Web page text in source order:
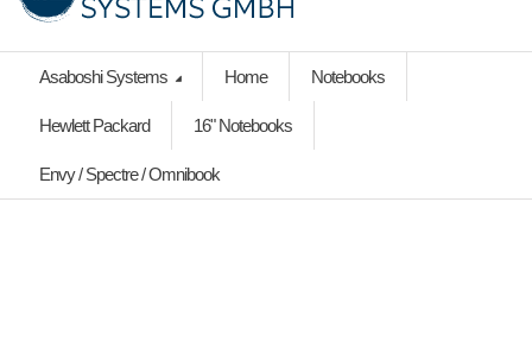
Asaboshi Systems Home Notebooks
Hewlett Packard 16" Notebooks
Envy / Spectre / Omnibook